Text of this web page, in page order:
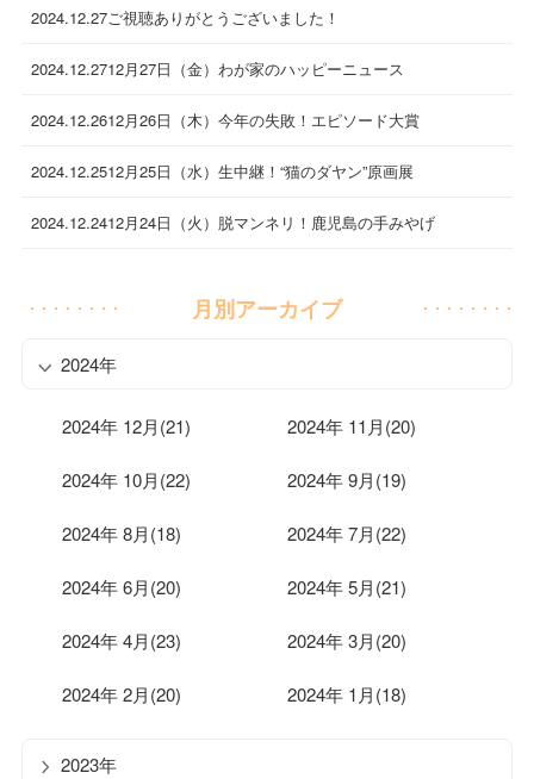
2024.12.27ご視聴ありがとうございました！
2024.12.2712月27日（金）わが家のハッピーニュース
2024.12.2612月26日（木）今年の失敗！エピソード大賞
2024.12.2512月25日（水）生中継！“猫のダヤン”原画展
2024.12.2412月24日（火）脱マンネリ！鹿児島の手みやげ
月別アーカイブ
2024年
2024年 12月(21) 2024年 11月(20)
2024年 10月(22) 2024年 9月(19)
2024年 8月(18) 2024年 7月(22)
2024年 6月(20) 2024年 5月(21)
2024年 4月(23) 2024年 3月(20)
2024年 2月(20) 2024年 1月(18)
2023年